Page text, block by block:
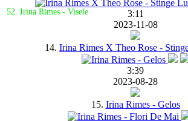
52. Irina Rimes - Visele
3:11
2023-11-08
14. Irina Rimes X Theo Rose -
3:39
2023-08-28
15. Irina Rimes - Gelos